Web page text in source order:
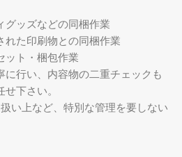
グッズなどの同梱作業
れた印刷物との同梱作業
ット・梱包作業
に行い、内容物の二重チェックも
下さい。
い上など、特別な管理を要しない